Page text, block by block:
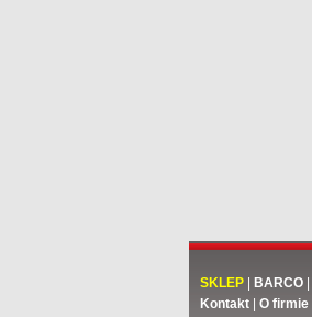
SKLEP | BARCO |
Kontakt | O firmie